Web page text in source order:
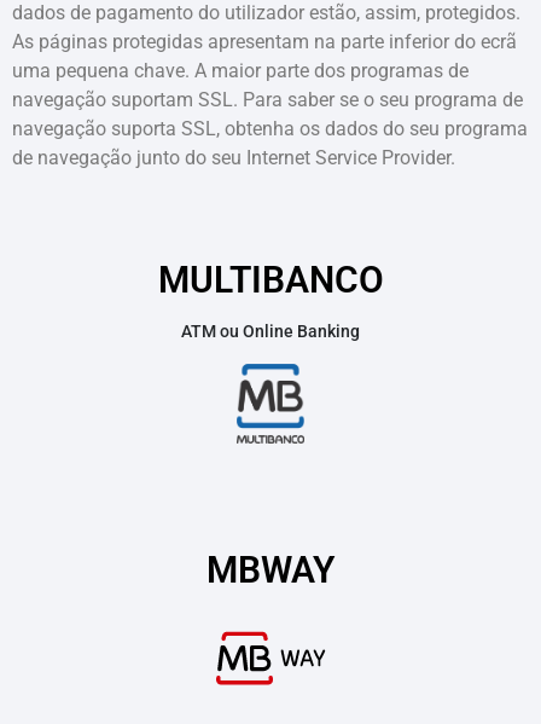
dados de pagamento do utilizador estão, assim, protegidos.
As páginas protegidas apresentam na parte inferior do ecrã
uma pequena chave. A maior parte dos programas de
navegação suportam SSL. Para saber se o seu programa de
navegação suporta SSL, obtenha os dados do seu programa
de navegação junto do seu Internet Service Provider.
MULTIBANCO
ATM ou Online Banking
MBWAY